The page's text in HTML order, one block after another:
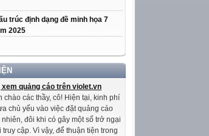
trúc định dạng đề minh họa 7
2025
quảng cáo trên violet.vn
chào các thầy, cô! Hiện tại, kinh phí
chủ yếu vào việc đặt quảng cáo
đôi khi có gây một số trở ngại
cập. Vì vậy, để thuận tiện trong